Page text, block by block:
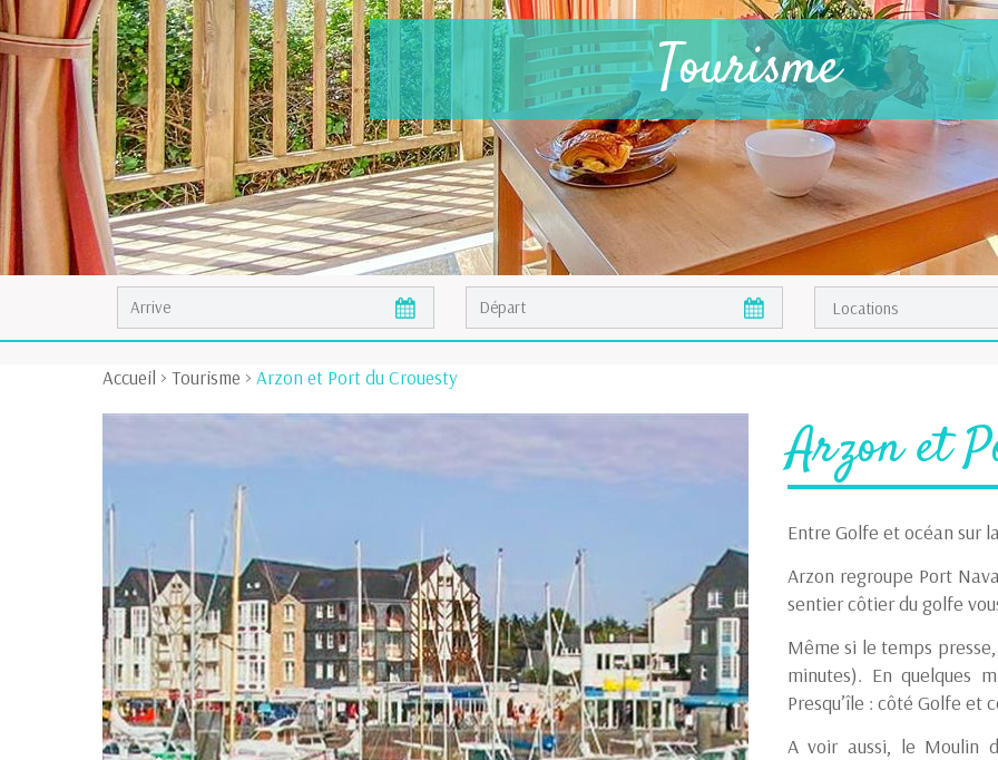
Tourisme
Accueil > Tourisme > Arzon et Port du Crouesty
Arzon et
Entre Golfe et océan sur
Arzon regroupe Port
sentier côtier du golfe
Même si le temps
minutes). En quelques
Presqu’île : côté Golfe et
A voir aussi, le Moulin